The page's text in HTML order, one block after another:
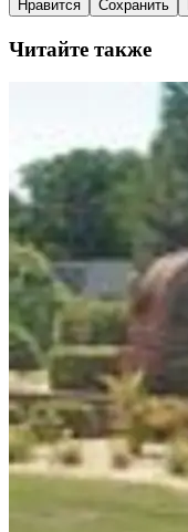
Нравится Сохранить
Читайте также